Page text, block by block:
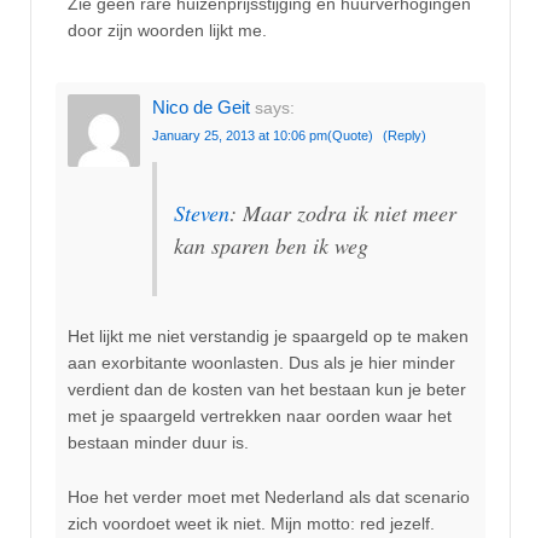
door zijn woorden lijkt me.
Nico de Geit says:
January 25, 2013 at 10:06 pm(Quote) (Reply)
Steven: Maar zodra ik niet meer
kan sparen ben ik weg
Het lijkt me niet verstandig je spaargeld op te maken
aan exorbitante woonlasten. Dus als je hier minder
verdient dan de kosten van het bestaan kun je beter
met je spaargeld vertrekken naar oorden waar het
bestaan minder duur is.
Hoe het verder moet met Nederland als dat scenario
zich voordoet weet ik niet. Mijn motto: red jezelf.